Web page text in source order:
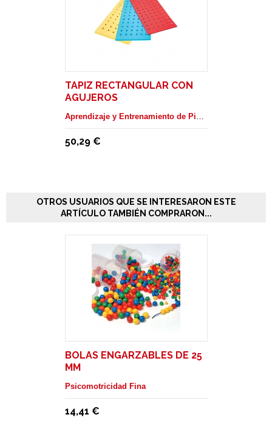
TAPIZ RECTANGULAR CON
AGUJEROS
Aprendizaje y Entrenamiento de Piscina
50,29 €
OTROS USUARIOS QUE SE INTERESARON ESTE
ARTÍCULO TAMBIÉN COMPRARON...
BOLAS ENGARZABLES DE 25
MM
Psicomotricidad Fina
14,41 €